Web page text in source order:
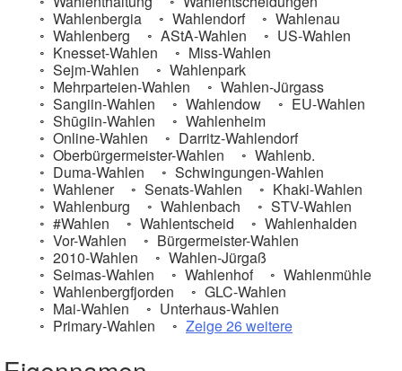
Wahlenbergia
Wahlendorf
Wahlenau
Wahlenberg
AStA-Wahlen
US-Wahlen
Knesset-Wahlen
Miss-Wahlen
Sejm-Wahlen
Wahlenpark
Mehrparteien-Wahlen
Wahlen-Jürgass
Sangiin-Wahlen
Wahlendow
EU-Wahlen
Shūgiin-Wahlen
Wahlenheim
Online-Wahlen
Darritz-Wahlendorf
Oberbürgermeister-Wahlen
Wahlenb.
Duma-Wahlen
Schwingungen-Wahlen
Wahlener
Senats-Wahlen
Khaki-Wahlen
Wahlenburg
Wahlenbach
STV-Wahlen
#Wahlen
Wahlentscheid
Wahlenhalden
Vor-Wahlen
Bürgermeister-Wahlen
2010-Wahlen
Wahlen-Jürgaß
Seimas-Wahlen
Wahlenhof
Wahlenmühle
Wahlenbergfjorden
GLC-Wahlen
Mai-Wahlen
Unterhaus-Wahlen
Primary-Wahlen
Zeige 26 weitere